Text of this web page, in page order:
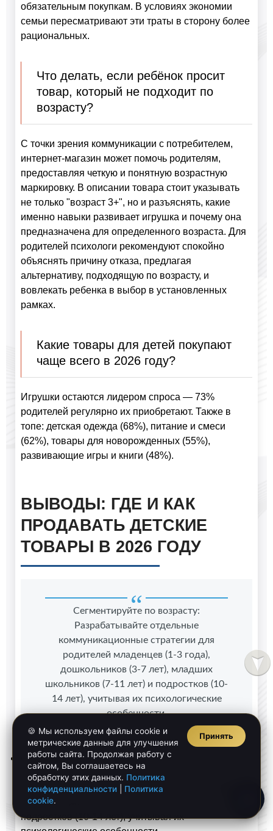
обязательным покупкам. В условиях экономии
семьи пересматривают эти траты в сторону более
рациональных.
Что делать, если ребёнок просит
товар, который не подходит по
возрасту?
С точки зрения коммуникации с потребителем,
интернет-магазин может помочь родителям,
предоставляя четкую и понятную возрастную
маркировку. В описании товара стоит указывать
не только "возраст 3+", но и разъяснять, какие
именно навыки развивает игрушка и почему она
предназначена для определенного возраста. Для
родителей психологи рекомендуют спокойно
объяснять причину отказа, предлагая
альтернативу, подходящую по возрасту, и
вовлекать ребенка в выбор в установленных
рамках.
Какие товары для детей покупают
чаще всего в 2026 году?
Игрушки остаются лидером спроса — 73%
родителей регулярно их приобретают. Также в
топе: детская одежда (68%), питание и смеси
(62%), товары для новорожденных (55%),
развивающие игры и книги (48%).
ВЫВОДЫ: ГДЕ И КАК
ПРОДАВАТЬ ДЕТСКИЕ
ТОВАРЫ В 2026 ГОДУ
Сегментируйте по возрасту:
Разрабатывайте отдельные
коммуникационные стратегии для
родителей младенцев (1-3 года),
дошкольников (3-7 лет), младших
школьников (7-11 лет) и подростков (10-
14 лет), учитывая их психологические
особенности.
Сегментируйте по возрасту:Разрабатывайте
отдельные коммуникационные стратегии для
родителей младенцев (1-3 года), дошкольников (3-
7 лет), младших школьников (7-11 лет) и
подростков (10-14 лет), учитывая их
🍪 Мы используем файлы cookie и
метрические данные для улучшения
работы сайта. Продолжая работу с
сайтом, Вы соглашаетесь на
обработку этих данных. Политика
конфиденциальности
Политика
cookie.
Принять